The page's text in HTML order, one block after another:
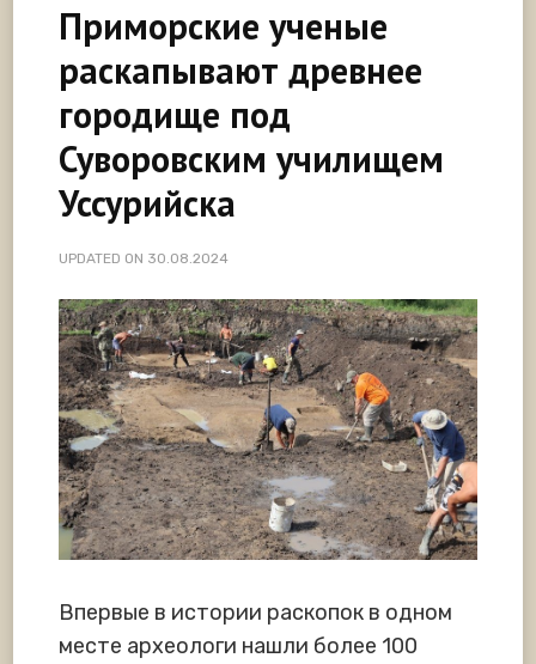
Приморские ученые
раскапывают древнее
городище под
Суворовским училищем
Уссурийска
UPDATED ON 30.08.2024
Впервые в истории раскопок в одном
месте археологи нашли более 100